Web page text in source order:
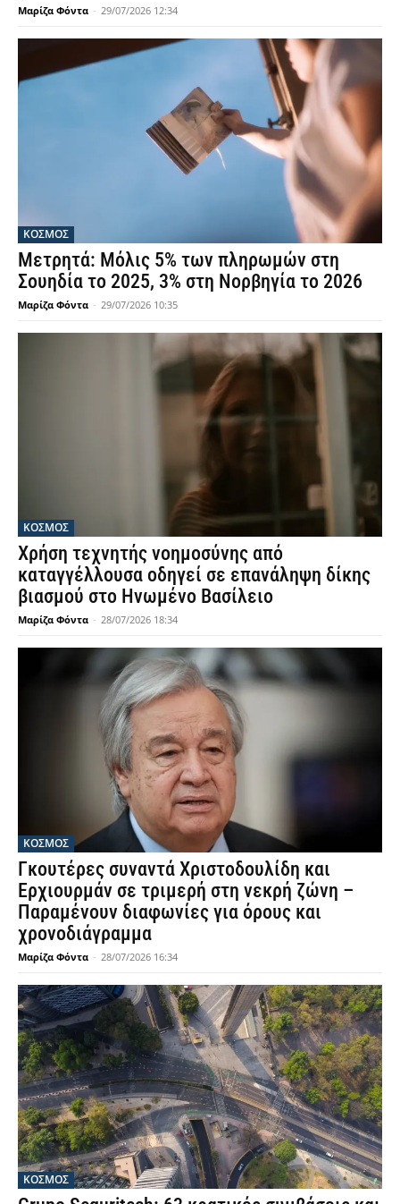
Μαρίζα Φόντα - 29/07/2026 12:34
ΚΟΣΜΟΣ
Μετρητά: Μόλις 5% των πληρωμών στη
Σουηδία το 2025, 3% στη Νορβηγία το 2026
Μαρίζα Φόντα - 29/07/2026 10:35
ΚΟΣΜΟΣ
Χρήση τεχνητής νοημοσύνης από
καταγγέλλουσα οδηγεί σε επανάληψη δίκης
βιασμού στο Ηνωμένο Βασίλειο
Μαρίζα Φόντα - 28/07/2026 18:34
ΚΟΣΜΟΣ
Γκουτέρες συναντά Χριστοδουλίδη και
Ερχιουρμάν σε τριμερή στη νεκρή ζώνη –
Παραμένουν διαφωνίες για όρους και
χρονοδιάγραμμα
Μαρίζα Φόντα - 28/07/2026 16:34
ΚΟΣΜΟΣ